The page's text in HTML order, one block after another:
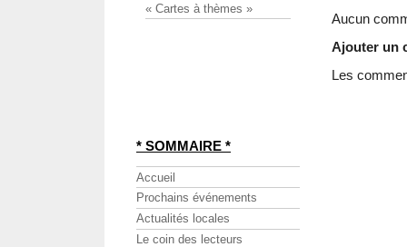
Aucun
Ajouter un
Les
« Cartes à thèmes »
* SOMMAIRE *
Accueil
Prochains événements
Actualités locales
Le coin des lecteurs